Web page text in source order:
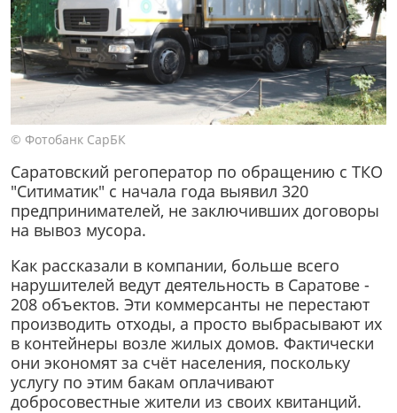
© Фотобанк СарБК
Саратовский регоператор по обращению с ТКО
"Ситиматик" с начала года выявил 320
предпринимателей, не заключивших договоры
на вывоз мусора.
Как рассказали в компании, больше всего
нарушителей ведут деятельность в Саратове -
208 объектов. Эти коммерсанты не перестают
производить отходы, а просто выбрасывают их
в контейнеры возле жилых домов. Фактически
они экономят за счёт населения, поскольку
услугу по этим бакам оплачивают
добросовестные жители из своих квитанций.